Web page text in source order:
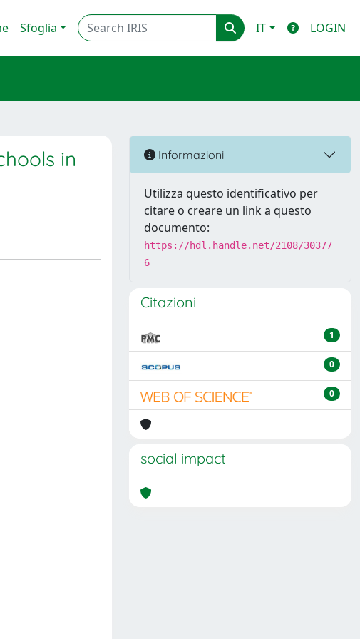
Sfoglia IT LOGIN
in
Informazioni
Utilizza questo identificativo per
citare o creare un link a questo
documento:
https://hdl.handle.net/2108/30377
6
Citazioni
1
0
0
social impact